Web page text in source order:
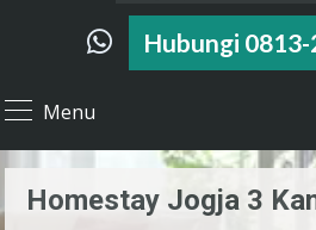
Hubungi
Menu
Homestay Jogja 3